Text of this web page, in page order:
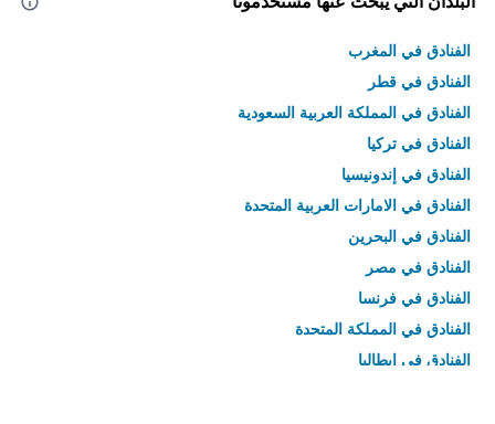
الفنادق في المغرب
الفنادق في قطر
الفنادق في المملكة العربية السعودية
الفنادق في تركيا
الفنادق في إندونيسيا
الفنادق في الامارات العربية المتحدة
الفنادق في البحرين
الفنادق في مصر
الفنادق في فرنسا
الفنادق في المملكة المتحدة
الفنادق في إيطاليا